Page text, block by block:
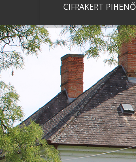
CIFRAKERT PIHENŐ